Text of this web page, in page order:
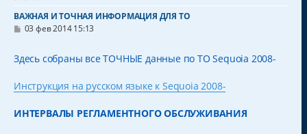
ВАЖНАЯ И ТОЧНАЯ ИНФОРМАЦИЯ ДЛЯ ТО
С
б
щ
н
и
03 фев 2014 15:13
Здесь собраны все ТОЧНЫЕ данные по ТО Sequoia 2008-
Инструкция на русском языке к Sequoia 2008-
ИНТЕРВАЛЫ РЕГЛАМЕНТНОГО ОБСЛУЖИВАНИЯ